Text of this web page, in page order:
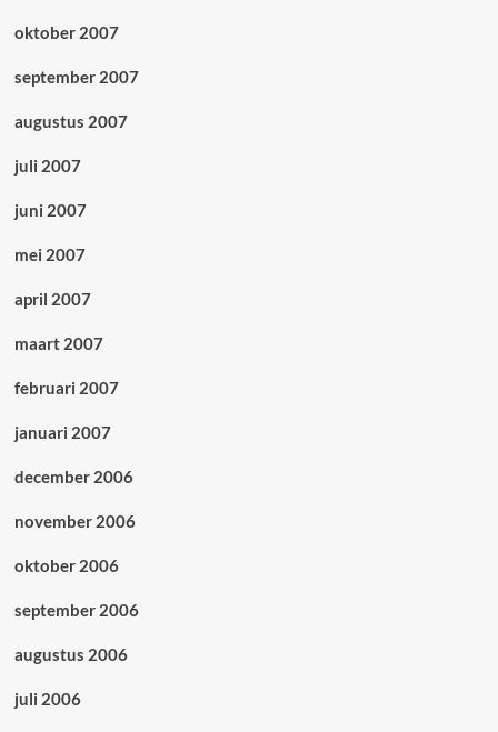
oktober 2007
september 2007
augustus 2007
juli 2007
juni 2007
mei 2007
april 2007
maart 2007
februari 2007
januari 2007
december 2006
november 2006
oktober 2006
september 2006
augustus 2006
juli 2006